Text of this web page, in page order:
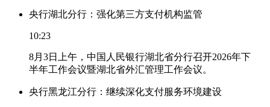
央行湖北分行：强化第三方支付机构监管
10:23
8月3日上午，中国人民银行湖北省分行召开2026年下
半年工作会议暨湖北省外汇管理工作会议。
央行黑龙江分行：继续深化支付服务环境建设